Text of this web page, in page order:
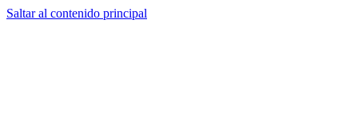
Saltar al contenido principal